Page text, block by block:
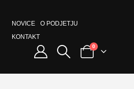
NOVICE
O PODJETJU
KONTAKT
0